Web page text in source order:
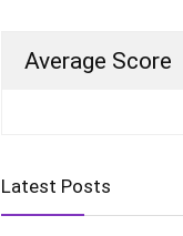
Average Score
Latest Posts